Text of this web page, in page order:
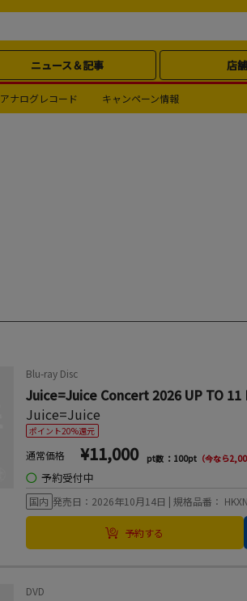
ニュース＆記事 店
アナログレコード キャンペーン情報
Blu-ray Disc
Juice=Juice Concert 2026 UP TO
Juice=Juice
ポイント20%還元
通常価格 ¥11,000 pt数 ：100pt （今なら
◯ 予約受付中
国内 発売日：2026年10月14日 | 規格品番：
予約する
DVD